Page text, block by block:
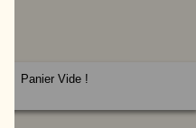
Panier Vide !